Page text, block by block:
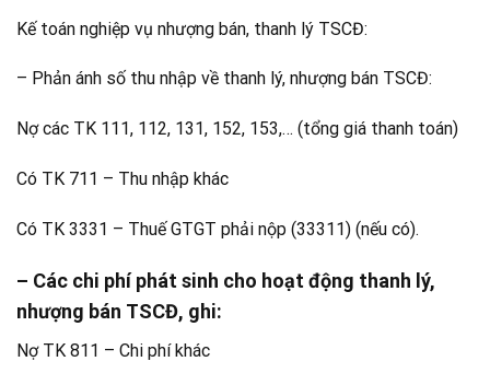
Kế toán nghiệp vụ nhượng bán, thanh lý TSCĐ:
– Phản ánh số thu nhập về thanh lý, nhượng bán TSCĐ:
Nợ các TK 111, 112, 131, 152, 153,… (tổng giá thanh toán)
Có TK 711 – Thu nhập khác
Có TK 3331 – Thuế GTGT phải nộp (33311) (nếu có).
– Các chi phí phát sinh cho hoạt động thanh lý,
nhượng bán TSCĐ, ghi:
Nợ TK 811 – Chi phí khác